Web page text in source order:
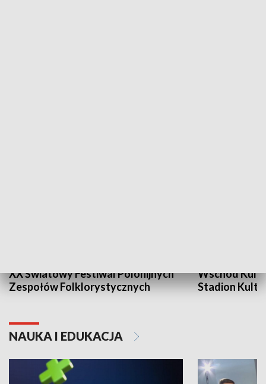
XX Światowy Festiwal Polonijnych
Zespołów Folklorystycznych
Wschód
Stadion
NAUKA I EDUKACJA